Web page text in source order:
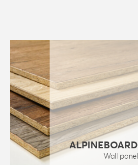
ALPINEBOARD
Wall panel